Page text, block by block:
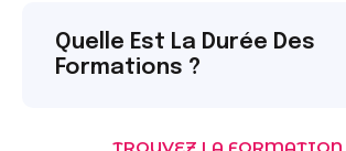
Quelle Est La Durée Des
Formations ?